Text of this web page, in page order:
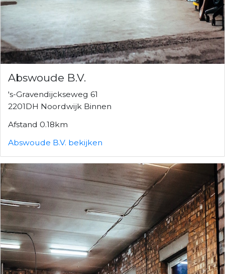
Abswoude B.V.
's-Gravendijckseweg 61
2201DH Noordwijk Binnen
Afstand 0.18km
Abswoude B.V. bekijken